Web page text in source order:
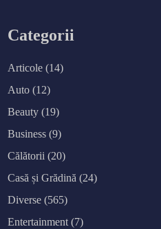
Categorii
Articole (14)
Auto (12)
Beauty (19)
Business (9)
Călătorii (20)
Casă și Grădină (24)
Diverse (565)
Entertainment (7)